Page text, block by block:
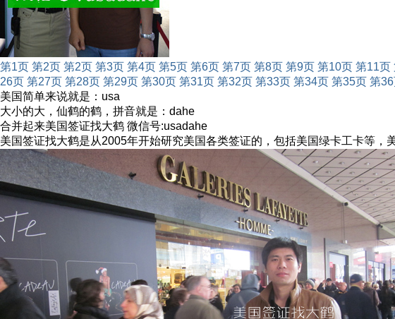
第1页 第2页 第2页 第3页 第4页 第5页 第6页 第7页 第8页 第9页 第10页 第11页
26页 第27页 第28页 第29页 第30页 第31页 第32页 第33页 第34页 第35页 第
美国简单来说就是：usa
大小的大，仙鹤的鹤，拼音就是：dahe
合并起来美国签证找大鹤 微信号:usadahe
美国签证找大鹤是从2005年开始研究美国各类签证的，包括美国绿卡工卡等，